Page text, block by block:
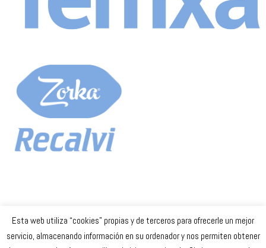
Celta Baloncesto Femenino. 2023
Esta web utiliza “cookies” propias y de terceros para ofrecerle un mejor
servicio, almacenando información en su ordenador y nos permiten obtener